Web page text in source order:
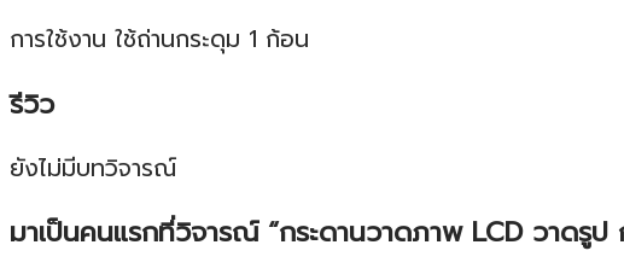
การใช้งาน ใช้ถ่านกระดุม 1 ก้อน
รีวิว
ยังไม่มีบทวิจารณ์
มาเป็นคนแรกที่วิจารณ์ “กระดานวาดภาพ LCD วาดรูป